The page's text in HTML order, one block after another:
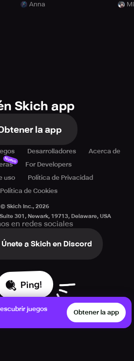
Anna
Skich app
la app
Desarrolladores
Acerca de
Nuevo
For Developers
uso
Política de Privacidad
Política de Cookies
© Skich Inc., 2026
301, Newark, 19713, Delaware, USA
en redes sociales
Únete a Skich en Discord
Ping!
juegos
Obtener la app